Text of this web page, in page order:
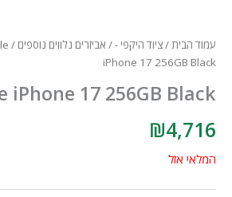
עמוד הבית/ציוד היקפי -/ אביזרים נלווים נוספים
iPhone 17 256GB Black
iPhone 17 256GB Black
₪4,716
המלאי אזל